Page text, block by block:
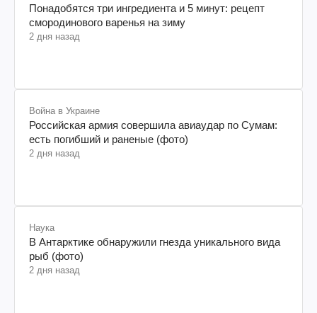
Понадобятся три ингредиента и 5 минут: рецепт
смородинового варенья на зиму
2 дня назад
Война в Украине
Российская армия совершила авиаудар по Сумам:
есть погибший и раненые (фото)
2 дня назад
Наука
В Антарктике обнаружили гнезда уникального вида
рыб (фото)
2 дня назад